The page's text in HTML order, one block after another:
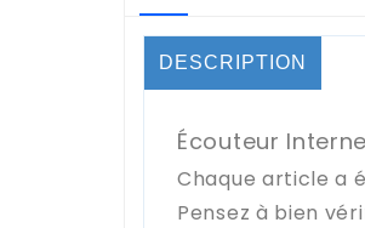
DESCRIPTION
Écouteur
Chaque article a
Pensez à bien